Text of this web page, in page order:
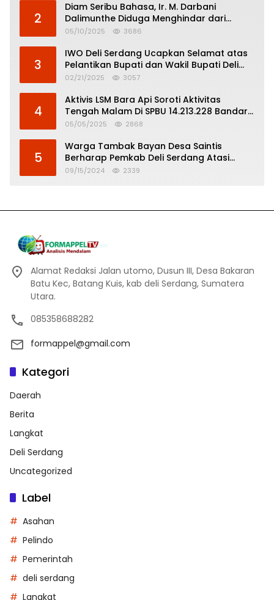
2
Diam Seribu Bahasa, Ir. M. Darbani
Dalimunthe Diduga Menghindar dari
Pertanggungjawaban Politik
05/10/2025 3686
3
IWO Deli Serdang Ucapkan Selamat atas
Pelantikan Bupati dan Wakil Bupati Deli
Serdang
02/21/2025 3057
4
Aktivis LSM Bara Api Soroti Aktivitas
Tengah Malam Di SPBU 14.213.228 Bandar
Tinggi
05/05/2025 2868
5
Warga Tambak Bayan Desa Saintis
Berharap Pemkab Deli Serdang Atasi
Banjir
09/15/2024 2339
Alamat Redaksi Jalan utomo, Dusun III, Desa Bakaran
Batu Kec, Batang Kuis, kab deli Serdang, Sumatera
Utara.
085358688282
formappel@gmail.com
Kategori
Daerah
Berita
Langkat
Deli Serdang
Uncategorized
Label
Asahan
Pelindo
Pemerintah
deli serdang
Langkat